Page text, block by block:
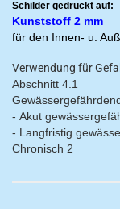
Schilder gedruckt auf:
Kunststoff 2 mm
für den Innen- u.
Verwendung für
Abschnitt 4.1
- Akut
- Langfristig
Chronisch 2